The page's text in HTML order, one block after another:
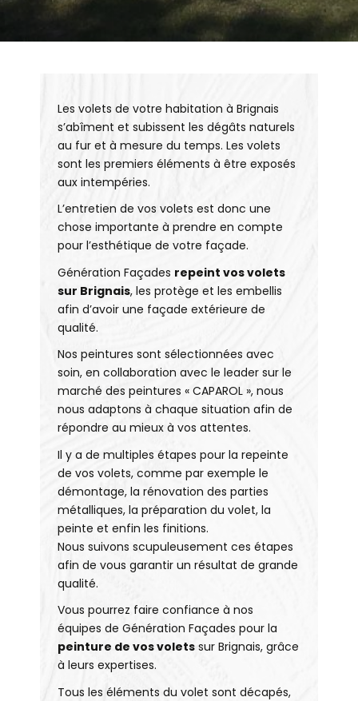
Les volets de votre habitation à Brignais
s’abîment et subissent les dégâts naturels
au fur et à mesure du temps. Les volets
sont les premiers éléments à être exposés
aux intempéries.
L’entretien de vos volets est donc une
chose importante à prendre en compte
pour l’esthétique de votre façade.
Génération Façades repeint vos volets
sur Brignais, les protège et les embellis
afin d’avoir une façade extérieure de
qualité.
Nos peintures sont sélectionnées avec
soin, en collaboration avec le leader sur le
marché des peintures « CAPAROL », nous
nous adaptons à chaque situation afin de
répondre au mieux à vos attentes.
Il y a de multiples étapes pour la repeinte
de vos volets, comme par exemple le
démontage, la rénovation des parties
métalliques, la préparation du volet, la
peinte et enfin les finitions.
Nous suivons scupuleusement ces étapes
afin de vous garantir un résultat de grande
qualité.
Vous pourrez faire confiance à nos
équipes de Génération Façades pour la
peinture de vos volets sur Brignais, grâce
à leurs expertises.
Tous les éléments du volet sont décapés,